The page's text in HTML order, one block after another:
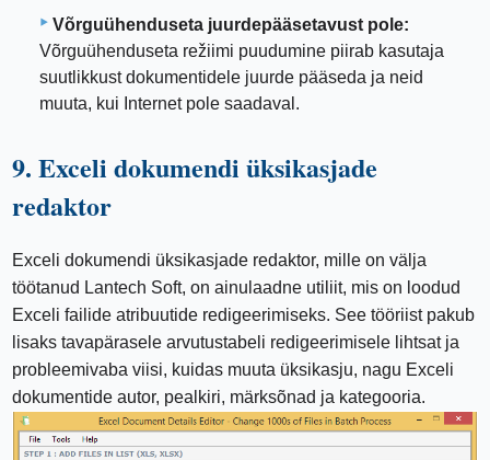
Võrguühenduseta juurdepääsetavust pole:
Võrguühenduseta režiimi puudumine piirab kasutaja
suutlikkust dokumentidele juurde pääseda ja neid
muuta, kui Internet pole saadaval.
9. Exceli dokumendi üksikasjade
redaktor
Exceli dokumendi üksikasjade redaktor, mille on välja
töötanud Lantech Soft, on ainulaadne utiliit, mis on loodud
Exceli failide atribuutide redigeerimiseks. See tööriist pakub
lisaks tavapärasele arvutustabeli redigeerimisele lihtsat ja
probleemivaba viisi, kuidas muuta üksikasju, nagu Exceli
dokumentide autor, pealkiri, märksõnad ja kategooria.